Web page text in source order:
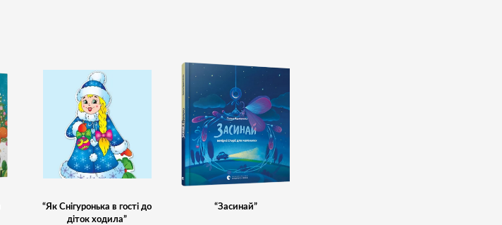
“Як Снігуронька в гості до
діток ходила”
“Засинай”